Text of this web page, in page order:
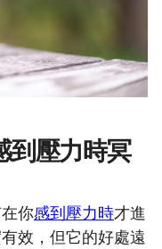
到壓力時冥
你感到壓力時才進
效，但它的好處遠